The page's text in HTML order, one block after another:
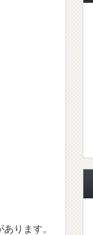
ります。